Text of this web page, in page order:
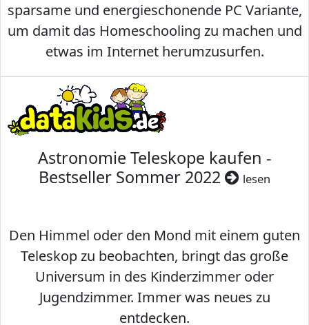
sparsame und energieschonende PC Variante,
um damit das Homeschooling zu machen und
etwas im Internet herumzusurfen.
Astronomie Teleskope kaufen -
Bestseller Sommer 2022
lesen
Den Himmel oder den Mond mit einem guten
Teleskop zu beobachten, bringt das große
Universum in des Kinderzimmer oder
Jugendzimmer. Immer was neues zu
entdecken.